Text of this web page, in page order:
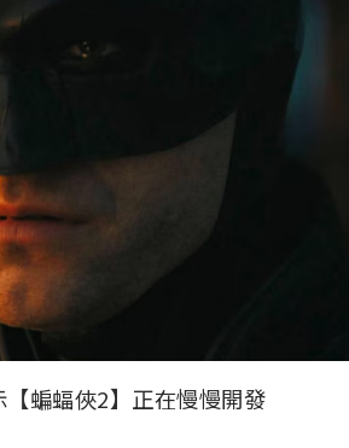
蝙蝠俠2】正在慢慢開發